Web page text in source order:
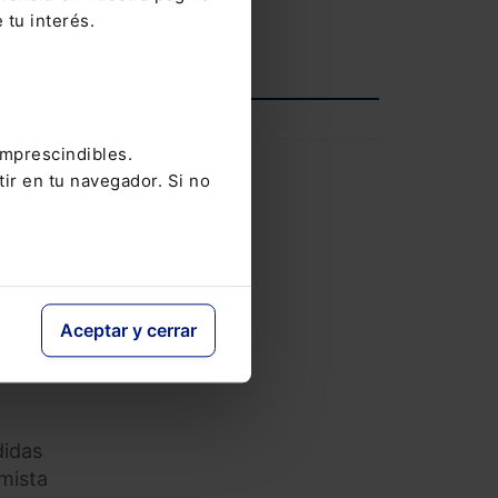
tu interés.
en tu navegador. Si no
Aceptar y cerrar
en
Saber más